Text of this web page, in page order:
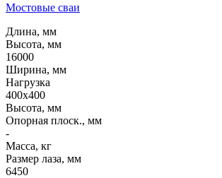
Мостовые сваи
Длина, мм
Высота, мм
16000
Ширина, мм
Нагрузка
400х400
Высота, мм
Опорная плоск., мм
-
Масса, кг
Размер лаза, мм
6450